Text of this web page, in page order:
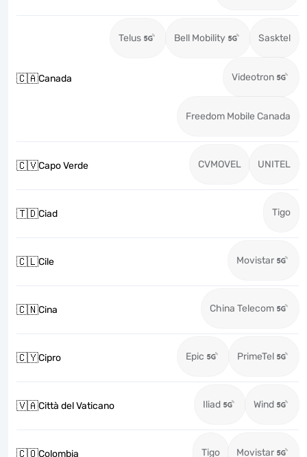
🇨🇦Canada
Telus Bell Mobility Sasktel
Videotron
Freedom Mobile Canada
🇨🇻Capo Verde CVMOVEL UNITEL
🇹🇩Ciad Tigo
🇨🇱Cile Movistar
🇨🇳Cina China Telecom
🇨🇾Cipro Epic PrimeTel
🇻🇦Città del Vaticano Iliad Wind
🇨🇴Colombia Tigo Movistar